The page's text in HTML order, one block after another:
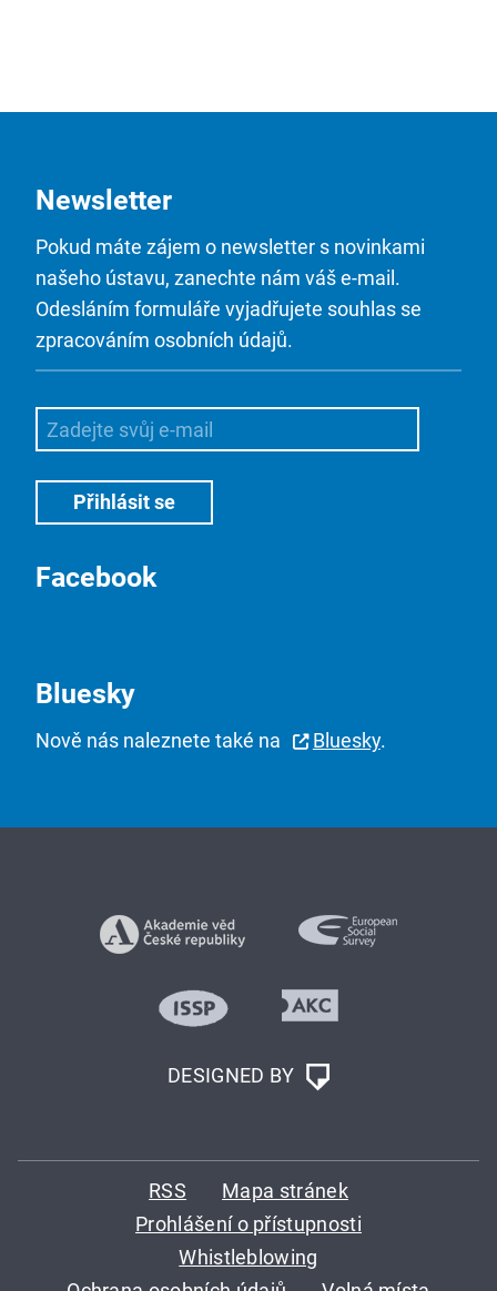
Newsletter
Pokud máte zájem o newsletter s novinkami
našeho ústavu, zanechte nám váš e-mail.
Odesláním formuláře vyjadřujete souhlas se
zpracováním osobních údajů.
Facebook
Bluesky
Nově nás naleznete také na Bluesky.
DESIGNED BY
RSS
Mapa stránek
Prohlášení o přístupnosti
Whistleblowing